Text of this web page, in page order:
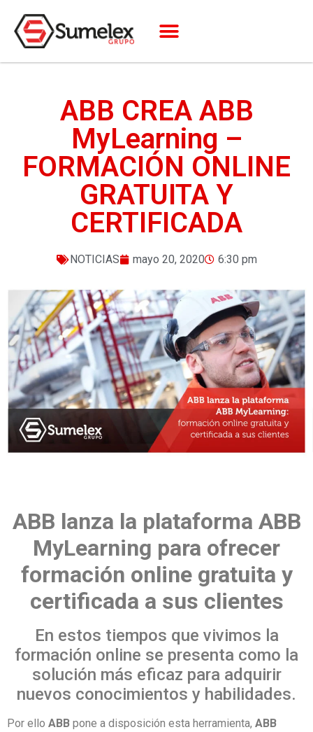
ABB CREA ABB
MyLearning –
FORMACIÓN ONLINE
GRATUITA Y
CERTIFICADA
NOTICIAS mayo 20, 2020 6:30 pm
ABB lanza la plataforma ABB
MyLearning para ofrecer
formación online gratuita y
certificada a sus clientes
En estos tiempos que vivimos la
formación online se presenta como la
solución más eficaz para adquirir
nuevos conocimientos y habilidades.
Por ello ABB pone a disposición esta herramienta, ABB